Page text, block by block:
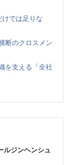
では足りな
断のクロスメン
を支える「全社
ルジンヘンシュ